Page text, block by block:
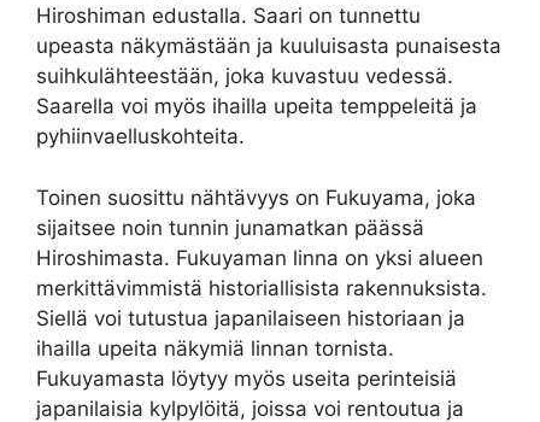
Hiroshiman edustalla. Saari on tunnettu
upeasta näkymästään ja kuuluisasta punaisesta
suihkulähteestään, joka kuvastuu vedessä.
Saarella voi myös ihailla upeita temppeleitä ja
pyhiinvaelluskohteita.
Toinen suosittu nähtävyys on Fukuyama, joka
sijaitsee noin tunnin junamatkan päässä
Hiroshimasta. Fukuyaman linna on yksi alueen
merkittävimmistä historiallisista rakennuksista.
Siellä voi tutustua japanilaiseen historiaan ja
ihailla upeita näkymiä linnan tornista.
Fukuyamasta löytyy myös useita perinteisiä
japanilaisia kylpylöitä, joissa voi rentoutua ja